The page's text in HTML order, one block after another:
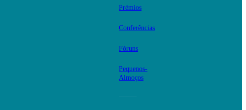
Prémios
Conferências
Fóruns
Pequenos-
Almoços